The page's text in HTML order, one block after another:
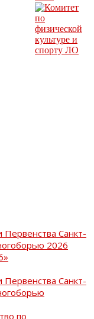
Первенства Санкт-
2026
Первенства Санкт-
по